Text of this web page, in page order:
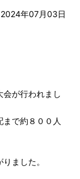
年07月03日
会が行われまし
で約８００人
ました。